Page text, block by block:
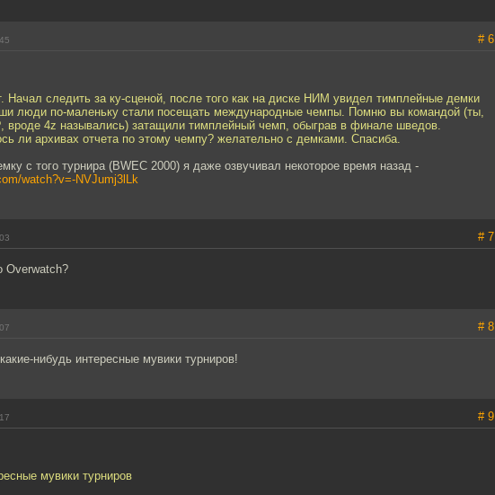
# 6
Начал следить за ку-сценой, после того как на диске НИМ увидел тимплейные демки
люди по-маленьку стали посещать международные чемпы. Помню вы командой (ты,
вроде 4z назывались) затащили тимплейный чемп, обыграв в финале шведов.
ли архивах отчета по этому чемпу? желательно с демками. Спасиба.
с того турнира (BWEC 2000) я даже озвучивал некоторое время назад -
watch?v=-NVJumj3lLk
# 7
Overwatch?
# 8
нибудь интересные мувики турниров!
# 9
мувики турниров